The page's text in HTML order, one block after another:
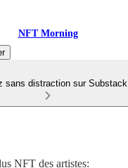
NFT Morning
sans distraction sur Substack
NFT des artistes: